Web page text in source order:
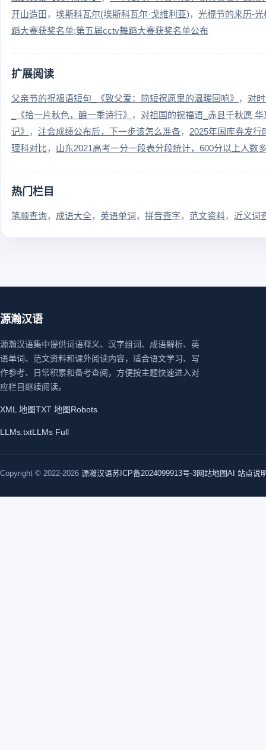
开山造田
埃斯科瓦尔(埃斯科瓦尔·戈维利亚)
光棍节的来历-
蹈大赛获奖名单;第五届cctv舞蹈大赛获奖名单公布
扩展阅读
父亲节的祝福语短句_《致父爱：简短祝愿里的温暖回响》
对
_《拾一片秋色，酿一季诗行》
对祖国的祝福语_赤县千秋愿
记》
注会成绩公布后，下一步该怎么准备
2025年国库券发行
理科对比
山东2021高考一分一段表分段统计，600分以上人数
热门栏目
笔顺查询 成语大全 英语单词 拼音查字 范文资料 近义词
源瀚汉语
源瀚汉语集中提供词语释义、汉字组词、成语解析、英
语单词、范文资料和课外阅读内容，适合语文学习、写
作参考、日常积累和备考查阅，方便按主题快速进入对
应栏目继续阅读。
XML 地图TXT 地图Robots
LLMs.txtLLMs Full
Copyright © 2022-2026 源瀚汉语苏ICP备2024099913号-3网站地图AI 站点说